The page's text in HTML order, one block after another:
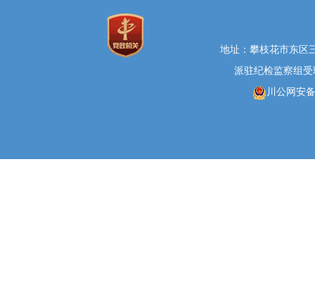
地址：攀枝花市东区
派驻纪检监察组受
川公网安